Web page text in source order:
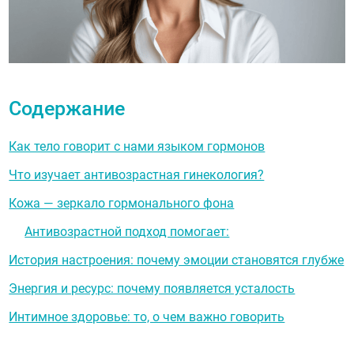
Содержание
Как тело говорит с нами языком гормонов
Что изучает антивозрастная гинекология?
Кожа — зеркало гормонального фона
Антивозрастной подход помогает:
История настроения: почему эмоции становятся глубже
Энергия и ресурс: почему появляется усталость
Интимное здоровье: то, о чем важно говорить